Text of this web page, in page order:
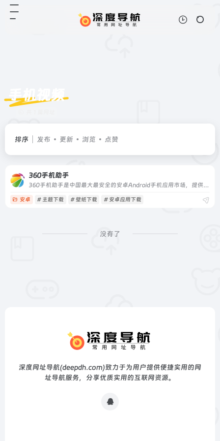
手机视频
排序 发布 更新 浏览 点赞
360手机助手
360手机助手是中国最大最安全的安卓Android手机应用市场，提供丰富的安卓应用下载,主题下载,手机壁纸下载,手机电影视频下载,小说下载等。所有应用均通过360安全检测,绿色无毒。
安卓 # 主题下载 # 壁纸下载 # 安卓应用下载
没有了
深度网址导航(deepdh.com)致力于为用户提供便捷实用的网
址导航服务，分享优质实用的互联网资源。